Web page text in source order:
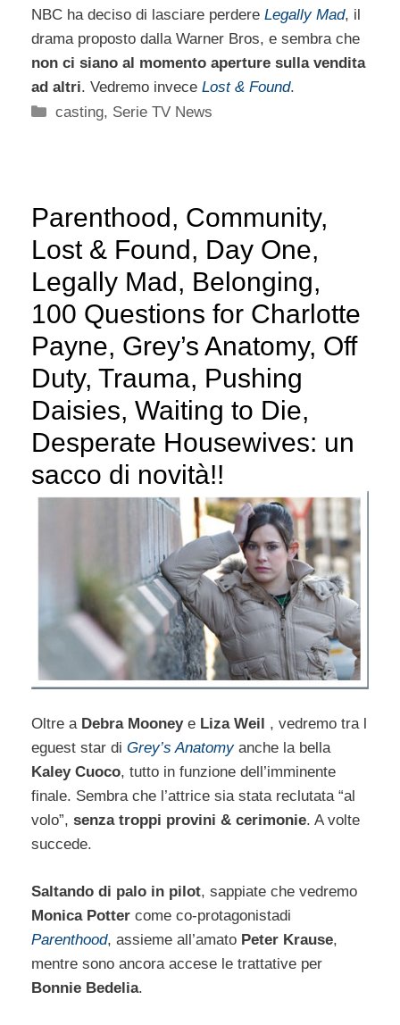
NBC ha deciso di lasciare perdere Legally Mad, il
drama proposto dalla Warner Bros, e sembra che
non ci siano al momento aperture sulla vendita
ad altri. Vedremo invece Lost & Found.
Categorie
casting, Serie TV News
Parenthood, Community,
Lost & Found, Day One,
Legally Mad, Belonging,
100 Questions for Charlotte
Payne, Grey’s Anatomy, Off
Duty, Trauma, Pushing
Daisies, Waiting to Die,
Desperate Housewives: un
sacco di novità!!
Oltre a Debra Mooney e Liza Weil , vedremo tra l
eguest star di Grey’s Anatomy anche la bella
Kaley Cuoco, tutto in funzione dell’imminente
finale. Sembra che l’attrice sia stata reclutata “al
volo”, senza troppi provini & cerimonie. A volte
succede.
Saltando di palo in pilot, sappiate che vedremo
Monica Potter come co-protagonistadi
Parenthood, assieme all’amato Peter Krause,
mentre sono ancora accese le trattative per
Bonnie Bedelia.